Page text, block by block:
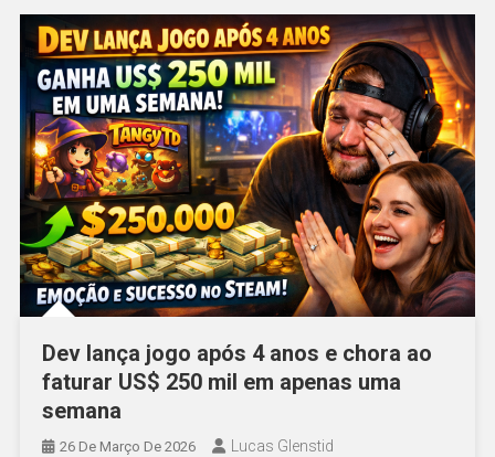
Dev lança jogo após 4 anos e chora ao
faturar US$ 250 mil em apenas uma
semana
26 De Março De 2026 Lucas Glenstid